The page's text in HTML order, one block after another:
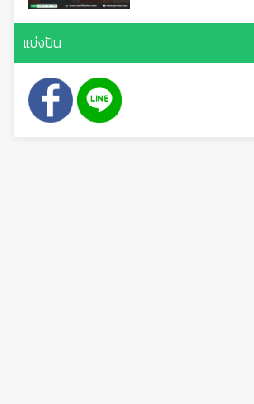
แบ่งปัน